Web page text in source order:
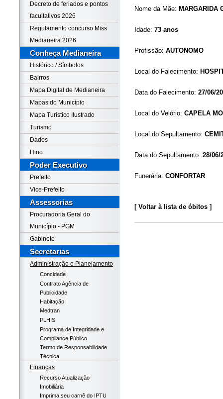
Decreto de feriados e pontos
facultativos 2026
Regulamento concurso Miss
Medianeira 2026
Conheça Medianeira
Histórico / Símbolos
Bairros
Mapa Digital de Medianeira
Mapas do Município
Mapa Turístico Ilustrado
Turismo
Dados
Hino
Poder Executivo
Prefeito
Vice-Prefeito
Assessorias
Procuradoria Geral do
Município - PGM
Gabinete
Secretarias
Administração e Planejamento
Concidade
Contrato Agência de
Publicidade
Habitação
Medtran
PLHIS
Programa de Integridade e
Compliance Público
Termo de Responsabilidade
Técnica
Finanças
Recurso Atualização
Imobiliária
Imprima seu carnê do IPTU
Nome da Mãe: MARGARIDA
Idade: 73 anos
Profissão: AUTONOMO
Local do Falecimento:
Data do Falecimento: 27/06/
Local do Velório: CAPELA
Local do Sepultamento:
Data do Sepultamento: 28/06/
Funerária: CONFORTAR
[ Voltar à lista de óbitos ]